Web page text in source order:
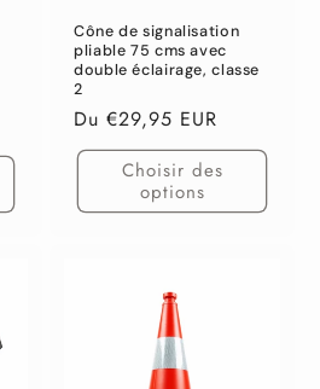
Cône de signalisation
pliable 75 cms avec
double éclairage, classe
2
Prix
habituel
Du €29,95 EUR
Choisir des
options